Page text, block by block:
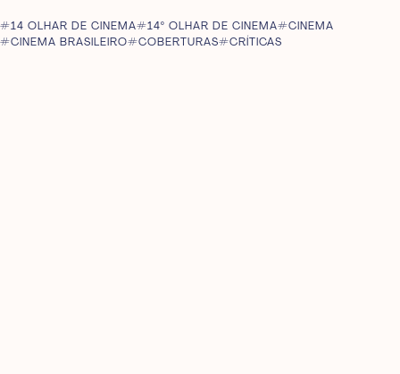
14 OLHAR DE CINEMA 14º OLHAR DE CINEMA
CINEMA
CINEMA BRASILEIRO
COBERTURAS CRÍTICAS